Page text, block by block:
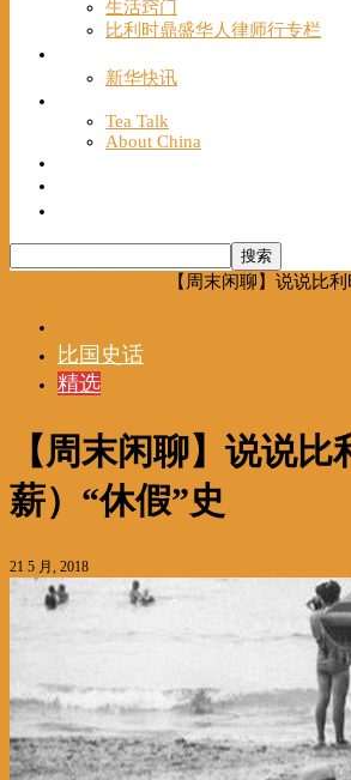
生活窍门
比利时鼎盛华人律师行专栏
新华快讯
Tea Talk
About China
【周末闲聊】说说比
比国史话
精选
【周末闲聊】说说
薪）“休假”史
21 5 月, 2018